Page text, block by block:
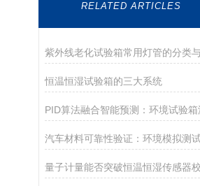
RELATED ARTICLES
恒温恒湿试验箱的三大系统